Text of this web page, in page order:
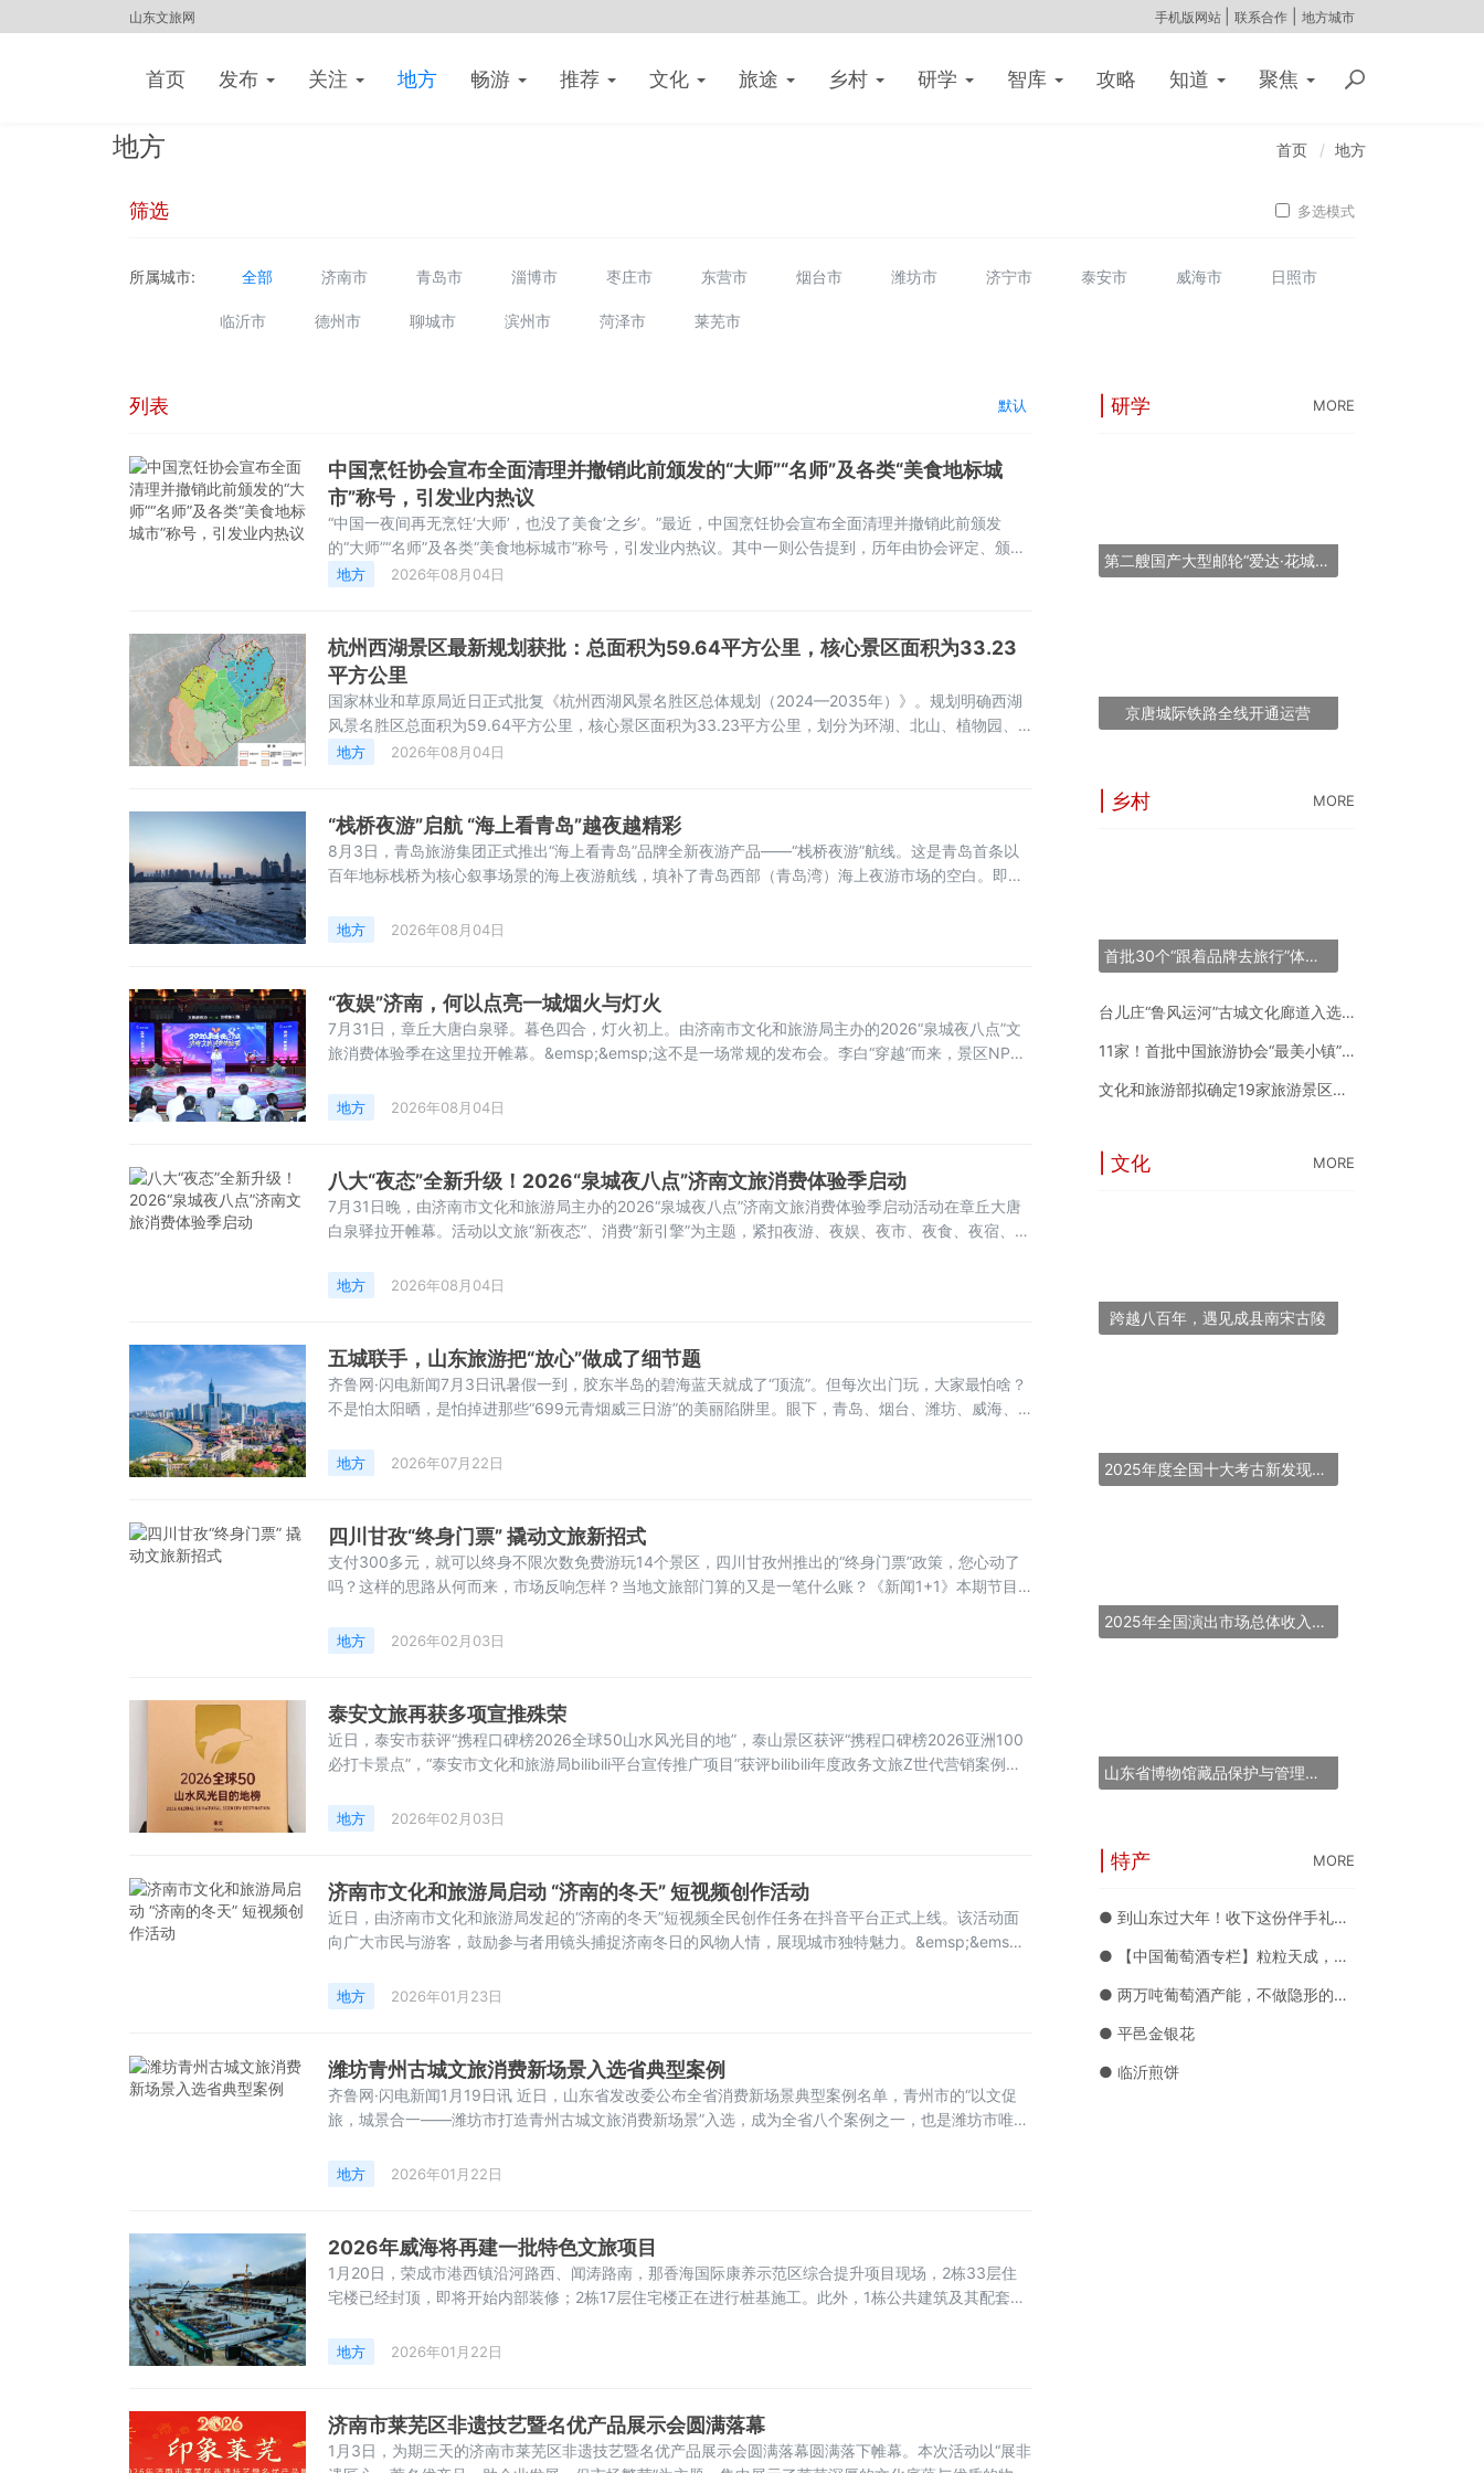
山东文旅网 手机版网站 联系合作 地方城市
首页 发布 关注 地方 畅游 推荐 文化 旅途 乡村 研学 智库 攻略 知道 聚焦
地方 首页 地方
筛选 多选模式
所属城市: 全部 济南市 青岛市 淄博市 枣庄市 东营市 烟台市 潍坊市 济宁市 泰安市 威海市 日照市
临沂市 德州市 聊城市 滨州市 菏泽市 莱芜市
列表 默认
中国烹饪协会宣布全面清理并撤销此前颁发的“大师”“名师”及各类“美食地标城
市”称号，引发业内热议
“中国一夜间再无烹饪‘大师’，也没了美食‘之乡’。”最近，中国烹饪协会宣布全面清理并撤销此前颁发
的“大师”“名师”及各类“美食地标城市”称号，引发业内热议。其中一则公告提到，历年由协会评定、颁发
的中国烹饪大师（名师）、中国餐饮服务大师（名师）等各类含“大师”“名师”的全部称号、证书、服装即
地方 2026年08月04日
杭州西湖景区最新规划获批：总面积为59.64平方公里，核心景区面积为33.23
平方公里
国家林业和草原局近日正式批复《杭州西湖风景名胜区总体规划（2024—2035年）》。规划明确西湖
风景名胜区总面积为59.64平方公里，核心景区面积为33.23平方公里，划分为环湖、北山、植物园、
灵竺、虎跑龙井、钱江、五云、凤凰山、吴山九大景区。规划期限为2024年至2035年。杭州西湖风景
地方 2026年08月04日
“栈桥夜游”启航 “海上看青岛”越夜越精彩
8月3日，青岛旅游集团正式推出“海上看青岛”品牌全新夜游产品——“栈桥夜游”航线。这是青岛首条以
百年地标栈桥为核心叙事场景的海上夜游航线，填补了青岛西部（青岛湾）海上夜游市场的空白。即日
杯”这一极具青岛啤酒文化特色的独家环节。该航线的启航，为青岛夏夜文旅消费再添新热度。作为青岛
的城市封面，栈桥历经
地方 2026年08月04日
“夜娱”济南，何以点亮一城烟火与灯火
7月31日，章丘大唐白泉驿。暮色四合，灯火初上。由济南市文化和旅游局主办的2026“泉城夜八点”文
旅消费体验季在这里拉开帷幕。&emsp;&emsp;这不是一场常规的发布会。李白“穿越”而来，景区NPC
校、夜福利——八个板块，八种夜色，各有各的精彩，又彼此勾连成网。济南的夜，正在被重新定义。
&emsp;&em
地方 2026年08月04日
八大“夜态”全新升级！2026“泉城夜八点”济南文旅消费体验季启动
7月31日晚，由济南市文化和旅游局主办的2026“泉城夜八点”济南文旅消费体验季启动活动在章丘大唐
白泉驿拉开帷幕。活动以文旅“新夜态”、消费“新引擎”为主题，紧扣夜游、夜娱、夜市、夜食、夜宿、夜
度高、体验感足、氛围感浓的夜间消费特色产品与体验活动。&emsp;&emsp;推动夜间流量转化为消费
增量&emsp;
地方 2026年08月04日
五城联手，山东旅游把“放心”做成了细节题
齐鲁网·闪电新闻7月3日讯暑假一到，胶东半岛的碧海蓝天就成了“顶流”。但每次出门玩，大家最怕啥？
不是怕太阳晒，是怕掉进那些“699元青烟威三日游”的美丽陷阱里。眼下，青岛、烟台、潍坊、威海、
怎么挖坑的，低价怎么钓鱼，导游怎么软磨硬泡，出事之后又是怎么踢皮
地方 2026年07月22日
四川甘孜“终身门票” 撬动文旅新招式
支付300多元，就可以终身不限次数免费游玩14个景区，四川甘孜州推出的“终身门票”政策，您心动了
吗？这样的思路从何而来，市场反响怎样？当地文旅部门算的又是一笔什么账？《新闻1+1》本期节目
制促进大小景区共同发展四川甘孜州文化广播电视和旅游局局长 刘洪：甘孜的14个景区如单次游览门票
总价是1091元。为了让游客
地方 2026年02月03日
泰安文旅再获多项宣推殊荣
近日，泰安市获评“携程口碑榜2026全球50山水风光目的地”，泰山景区获评“携程口碑榜2026亚洲100
必打卡景点”，“泰安市文化和旅游局bilibili平台宣传推广项目”获评bilibili年度政务文旅Z世代营销案例，
家超2亿用户的经验，用3亿+次真实的出发，书写可靠的“旅行答案之书”。2025年
地方 2026年02月03日
济南市文化和旅游局启动 “济南的冬天” 短视频创作活动
近日，由济南市文化和旅游局发起的“济南的冬天”短视频全民创作任务在抖音平台正式上线。该活动面
向广大市民与游客，鼓励参与者用镜头捕捉济南冬日的风物人情，展现城市独特魅力。&emsp;&emsp;
@“济南市文化和旅游局”官方账号，即可参与。视频内容需积极健康、体现济南本土特色，形式不拘一
格。无论是清晨早餐
地方 2026年01月23日
潍坊青州古城文旅消费新场景入选省典型案例
齐鲁网·闪电新闻1月19日讯 近日，山东省发改委公布全省消费新场景典型案例名单，青州市的“以文促
旅，城景合一——潍坊市打造青州古城文旅消费新场景”入选，成为全省八个案例之一，也是潍坊市唯一
文化体验项目，将李清照纪念祠、偶园等文化地标转化为沉浸式消费场景。推动“城景合一”建设，把古
城商业与居民生活融
地方 2026年01月22日
2026年威海将再建一批特色文旅项目
1月20日，荣成市港西镇沿河路西、闻涛路南，那香海国际康养示范区综合提升项目现场，2栋33层住
宅楼已经封顶，即将开始内部装修；2栋17层住宅楼正在进行桩基施工。此外，1栋公共建筑及其配套设
建筑面积2.1万平方米，融入智能AI、华为鸿蒙等先进智能系统，可提供全周期智慧康
地方 2026年01月22日
济南市莱芜区非遗技艺暨名优产品展示会圆满落幕
1月3日，为期三天的济南市莱芜区非遗技艺暨名优产品展示会圆满落幕圆满落下帷幕。本次活动以“展非
| 研学 MORE
第二艘国产大型邮轮“爱达·花城号”将于2026年11月6日提前交付
京唐城际铁路全线开通运营
| 乡村 MORE
首批30个“跟着品牌去旅行”体验地推荐名单正式发布
台儿庄“鲁风运河”古城文化廊道入选2024年度中国“十大最美农村路”
11家！首批中国旅游协会“最美小镇”新鲜出炉
文化和旅游部拟确定19家旅游景区为国家5A级旅游景区
| 文化 MORE
跨越八百年，遇见成县南宋古陵
2025年度全国十大考古新发现揭晓
2025年全国演出市场总体收入超837亿元
山东省博物馆藏品保护与管理能力提升培训班在青岛举办
| 特产 MORE
● 到山东过大年！收下这份伴手礼攻略 各种好礼随你挑
● 【中国葡萄酒专栏】粒粒天成，天山雪水孕育的优质葡萄酒典范——沙地酒庄
● 两万吨葡萄酒产能，不做隐形的巨人，沙地酒庄要原酒、定制、品牌三箭齐发
● 平邑金银花
● 临沂煎饼